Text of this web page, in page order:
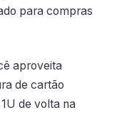
para compras
aproveita
de cartão
de volta na